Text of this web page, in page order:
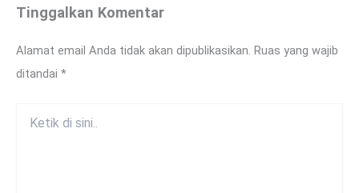
Tinggalkan Komentar
Alamat email Anda tidak akan dipublikasikan. Ruas yang wajib
ditandai *